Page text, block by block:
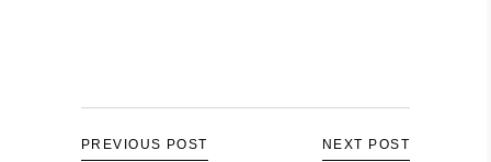
PREVIOUS POST NEXT POST